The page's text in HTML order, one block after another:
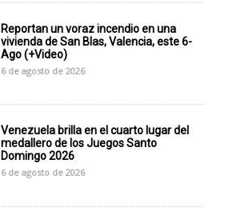
Reportan un voraz incendio en una
vivienda de San Blas, Valencia, este 6-
Ago (+Video)
6 de agosto de 2026
Venezuela brilla en el cuarto lugar del
medallero de los Juegos Santo
Domingo 2026
6 de agosto de 2026